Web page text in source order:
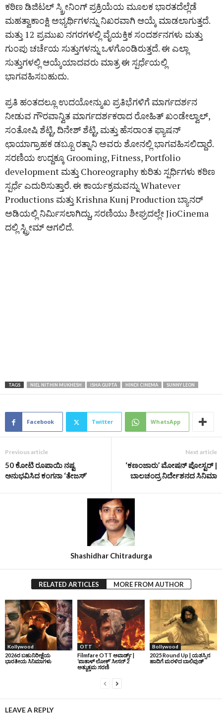
ಕಠಿಣ ಡಿಜಿಟಲ್ ಸ್ಕ್ರೀನಿಂಗ್ ಪ್ರಕ್ರಿಯೆಯ ಮೂಲಕ ಭಾರತದೆಲ್ಲೆಡೆ
ಮಹತ್ವಾಕಾಂಕ್ಷಿ ಅಭ್ಯರ್ಥಿಗಳನ್ನು ನಿಖರವಾಗಿ ಆಯ್ಕೆ ಮಾಡಲಾಗುತ್ತದೆ.
ಮತ್ತು 12 ಪ್ರಮುಖ ನಗರಗಳಲ್ಲಿ ವೈಯಕ್ತಿಕ ಸಂದರ್ಶನಗಳು ಮತ್ತು
ಗುಂಪು ಚರ್ಚೆಯ ಸುತ್ತುಗಳನ್ನು ಒಳಗೊಂಡಿರುತ್ತದೆ. ಈ ಎಲ್ಲಾ
ಸುತ್ತುಗಳಲ್ಲಿ ಆಯ್ಕೆಯಾದವರು ಮಾತ್ರ ಈ ಸ್ಪರ್ಧೆಯಲ್ಲಿ
ಭಾಗವಹಿಸಬಹುದು.
ಪ್ರತಿ ಹಂತದಲ್ಲೂ ಉದಯೋನ್ಮುಖ ಪ್ರತಿಭೆಗಳಿಗೆ ಮಾರ್ಗದರ್ಶನ
ನೀಡುವ ಗೌರವಾನ್ವಿತ ಮಾರ್ಗದರ್ಶಕರಾದ ರೋಹಿತ್ ಖಂಡೇಲ್ವಾಲ್,
ಸಂತೋಷಿ ಶೆಟ್ಟಿ, ದಿನೇಶ್ ಶೆಟ್ಟಿ, ಮತ್ತು ಹೆಸರಾಂತ ಫ್ಯಾಷನ್
ಛಾಯಾಗ್ರಾಹಕ ಡಬ್ಬೂ ರತ್ನಾನಿ ಅವರು ಶೋನಲ್ಲಿ ಭಾಗವಹಿಸಲಿದ್ದಾರೆ.
ಸರಣಿಯ ಉದ್ದಕ್ಕೂ Grooming, Fitness, Portfolio
development ಮತ್ತು Choreography ಕುರಿತು ಸ್ಪರ್ಧಿಗಳು ಕಠಿಣ
ಸ್ಪರ್ಧೆ ಎದುರಿಸುತ್ತಾರೆ. ಈ ಕಾರ್ಯಕ್ರಮವನ್ನು Whatever
Productions ಮತ್ತು Krishna Kunj Production ಬ್ಯಾನರ್‌
ಅಡಿಯಲ್ಲಿ ನಿರ್ಮಿಸಲಾಗಿದ್ದು, ಸರಣಿಯು ಶೀಘ್ರದಲ್ಲೇ JioCinema
ದಲ್ಲಿ ಸ್ಟ್ರೀಮ್‌ ಆಗಲಿದೆ.
TAGS NIEL NITHIN MUKHESH ISHA GUPTA HINDI CINEMA SUNNY LEON
Facebook Twitter WhatsApp
Previous article
50 ಕೋಟಿ ರೂಪಾಯಿ ನಷ್ಟ
ಅನುಭವಿಸಿದ ಕಂಗನಾ ‘ತೇಜಸ್‌’
Next article
‘ಕಣಂಜಾರು’ ಮೋಷನ್‌ ಪೋಸ್ಟರ್‌ |
ಬಾಲಚಂದ್ರ ನಿರ್ದೇಶನದ ಸಿನಿಮಾ
Shashidhar Chitradurga
RELATED ARTICLES MORE FROM AUTHOR
Kollywood
2026ರ ಬಹುನಿರೀಕ್ಷೆಯ
ಭಾರತೀಯ ಸಿನಿಮಾಗಳು
OTT
Filmfare OTT ಅವಾರ್ಡ್ಸ್‌ |
‘ಪಾತಾಳ್‌ ಲೋಕ್‌’ ಸೀಸನ್‌ 2
ಅತ್ಯುತ್ತಮ ಸರಣಿ
Bollywood
2025 Round Up | ಯಶಸ್ಸಿನ
ಹಾದಿಗೆ ಮರಳಿದ ಬಾಲಿವುಡ್‌
LEAVE A REPLY